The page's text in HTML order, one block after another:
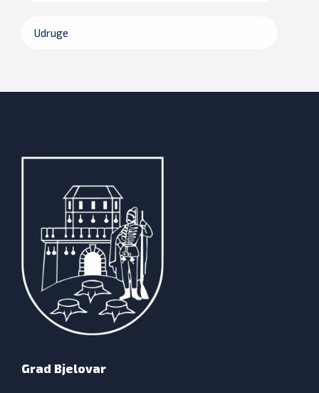
Udruge
Grad Bjelovar